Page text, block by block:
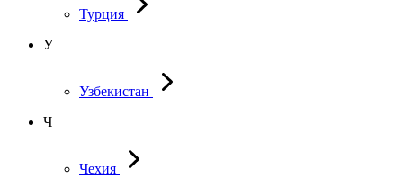
Турция
У
Узбекистан
Ч
Чехия